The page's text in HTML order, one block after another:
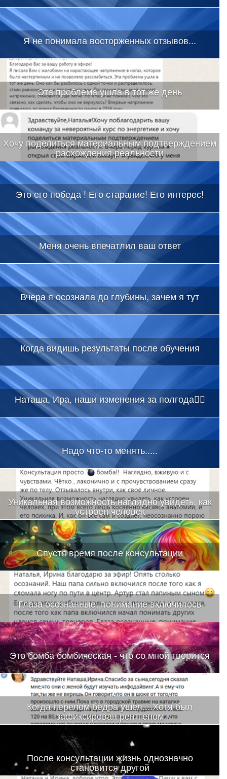
Я не понимала восторженных отзывов...
Эта проблема ушла в тот же день
Хочу поделиться материальным подтверждением
расхождения реальности
Это его победа ! Его старание! Его интерес!
Меня очень впечатлил ваш ответ
Вчера я осознала до глубины, зачем я тут
Когда видишь результаты после обучения
Наташа, Ира, наши изменения за полгода👇🏻
Надо что-то менять.....
Уникальная возможность наглядно увидеть, как
устроен человек
Спустя время после консультации
Глаза осознанные, понимание включилось
Это бомба бомбическая - что со мной творится
Когда перелом бедра ушел....Хотя был
зафиксирован рентгеном
После консультации жизнь однозначно
становится другой